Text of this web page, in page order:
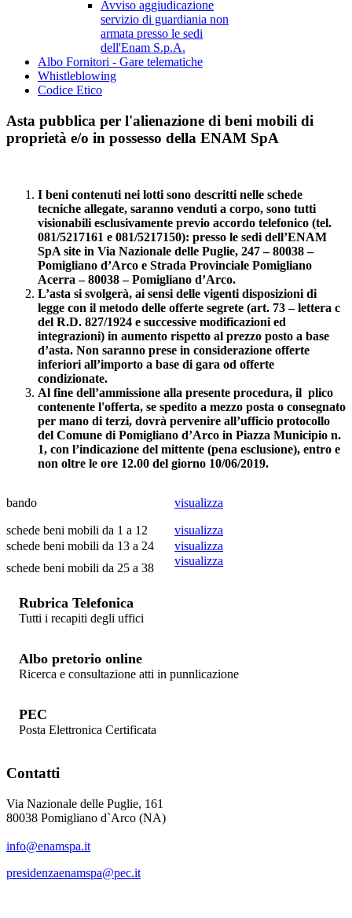
Avviso aggiudicazione
servizio di guardiania non
armata presso le sedi
dell'Enam S.p.A.
Albo Fornitori - Gare telematiche
Whistleblowing
Codice Etico
Asta pubblica per l'alienazione di beni mobili di
proprietà e/o in possesso della ENAM SpA
I beni contenuti nei lotti sono descritti nelle schede
tecniche allegate, saranno venduti a corpo, sono tutti
visionabili esclusivamente previo accordo telefonico (tel.
081/5217161 e 081/5217150): presso le sedi dell’ENAM
SpA site in Via Nazionale delle Puglie, 247 – 80038 –
Pomigliano d’Arco e Strada Provinciale Pomigliano
Acerra – 80038 – Pomigliano d’Arco.
L’asta si svolgerà, ai sensi delle vigenti disposizioni di
legge con il metodo delle offerte segrete (art. 73 – lettera c
del R.D. 827/1924 e successive modificazioni ed
integrazioni) in aumento rispetto al prezzo posto a base
d’asta. Non saranno prese in considerazione offerte
inferiori all’importo a base di gara od offerte
condizionate.
Al fine dell’ammissione alla presente procedura, il plico
contenente l'offerta, se spedito a mezzo posta o consegnato
per mano di terzi, dovrà pervenire all’ufficio protocollo
del Comune di Pomigliano d’Arco in Piazza Municipio n.
1, con l’indicazione del mittente (pena esclusione), entro e
non oltre le ore 12.00 del giorno 10/06/2019.
bando visualizza
schede beni mobili da 1 a 12
visualizza
schede beni mobili da 13 a 24
visualizza
schede beni mobili da 25 a 38
visualizza
Rubrica Telefonica
Tutti i recapiti degli uffici
Albo pretorio online
Ricerca e consultazione atti in punnlicazione
PEC
Posta Elettronica Certificata
Contatti
Via Nazionale delle Puglie, 161
80038 Pomigliano d`Arco (NA)
info@enamspa.it
presidenzaenamspa@pec.it